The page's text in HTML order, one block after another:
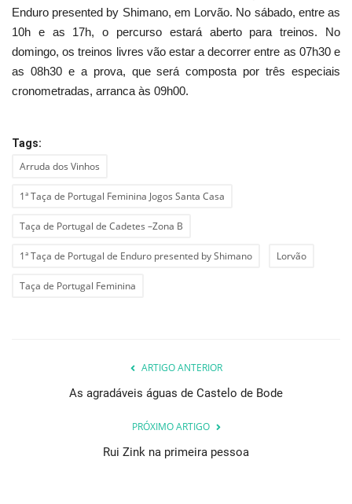
Enduro presented by Shimano, em Lorvão. No sábado, entre as
10h e as 17h, o percurso estará aberto para treinos. No
domingo, os treinos livres vão estar a decorrer entre as 07h30 e
as 08h30 e a prova, que será composta por três especiais
cronometradas, arranca às 09h00.
Tags:
Arruda dos Vinhos
1ª Taça de Portugal Feminina Jogos Santa Casa
Taça de Portugal de Cadetes –Zona B
1ª Taça de Portugal de Enduro presented by Shimano Lorvão
Taça de Portugal Feminina
ARTIGO ANTERIOR
As agradáveis águas de Castelo de Bode
PRÓXIMO ARTIGO
Rui Zink na primeira pessoa